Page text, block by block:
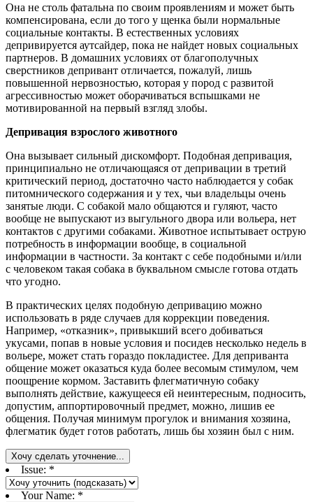
Она не столь фатальна по своим проявлениям и может быть
компенсирована, если до того у щенка были нормальные
социальные контакты. В естественных условиях
депривируется аутсайдер, пока не найдет новых социальных
партнеров. В домашних условиях от благополучных
сверстников депривант отличается, пожалуй, лишь
повышенной нервозностью, которая у пород с развитой
агрессивностью может оборачиваться вспышками не
мотивированной на первый взгляд злобы.
Депривация взрослого животного
Она вызывает сильный дискомфорт. Подобная депривация,
принципиально не отличающаяся от депривации в третий
критический период, достаточно часто наблюдается у собак
питомнического содержания и у тех, чьи владельцы очень
занятые люди. С собакой мало общаются и гуляют, часто
вообще не выпускают из выгульного двора или вольера, нет
контактов с другими собаками. Животное испытывает острую
потребность в информации вообще, в социальной
информации в частности. За контакт с себе подобными и/или
с человеком такая собака в буквальном смысле готова отдать
что угодно.
В практических целях подобную депривацию можно
использовать в ряде случаев для коррекции поведения.
Например, «отказник», привыкший всего добиваться
укусами, попав в новые условия и посидев несколько недель в
вольере, может стать гораздо покладистее. Для деприванта
общение может оказаться куда более весомым стимулом, чем
поощрение кормом. Заставить флегматичную собаку
выполнять действие, кажущееся ей неинтересным, подносить,
допустим, аппортировочный предмет, можно, лишив ее
общения. Получая минимум прогулок и внимания хозяина,
флегматик будет готов работать, лишь бы хозяин был с ним.
Хочу сделать уточнение...
Issue: *
Your Name: *